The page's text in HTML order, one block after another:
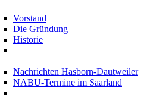
Vorstand
Die Gründung
Historie
Nachrichten Hasborn-Dautweiler
NABU-Termine im Saarland